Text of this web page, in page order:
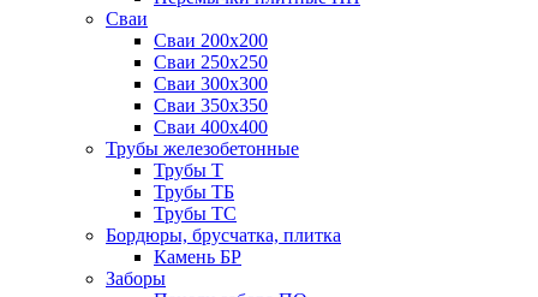
Сваи
Сваи 200х200
Сваи 250х250
Сваи 300х300
Сваи 350х350
Сваи 400х400
Трубы железобетонные
Трубы Т
Трубы ТБ
Трубы ТС
Бордюры, брусчатка, плитка
Камень БР
Заборы